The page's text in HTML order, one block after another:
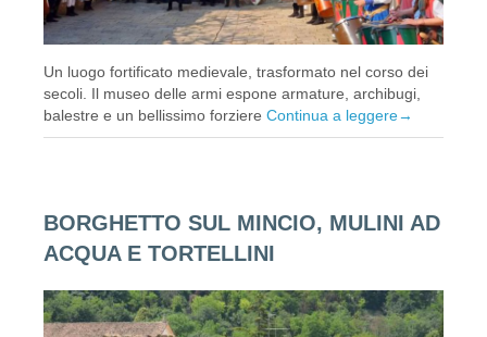
Un luogo fortificato medievale, trasformato nel corso dei
secoli. Il museo delle armi espone armature, archibugi,
balestre e un bellissimo forziere Continua a leggere→
BORGHETTO SUL MINCIO, MULINI AD
ACQUA E TORTELLINI